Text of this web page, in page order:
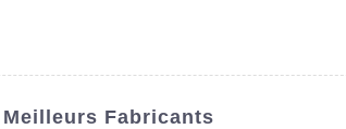
Meilleurs Fabricants